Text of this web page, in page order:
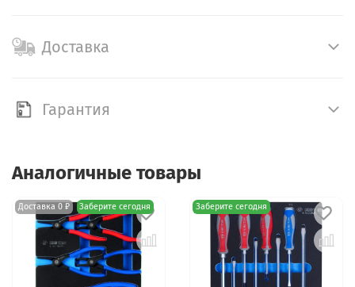
Доставка
Гарантия
Аналогичные товары
Доставка 0 ₽ Заберите сегодня Заберите сегодня